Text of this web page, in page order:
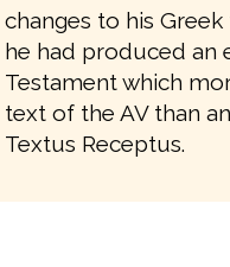
changes to his
he had produced an
Testament which
text of the AV than
Textus Receptus.